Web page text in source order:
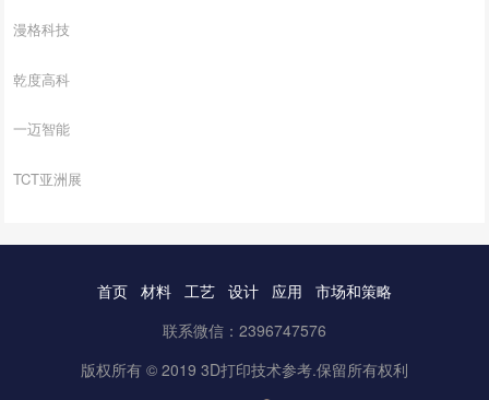
漫格科技
乾度高科
一迈智能
TCT亚洲展
首页 材料 工艺 设计 应用
市场和策略
联系微信：2396747576
版权所有 © 2019 3D打印技术参考.保留所有权利